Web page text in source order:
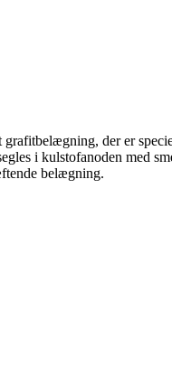
der er
i kulstofanoden med
belægning.